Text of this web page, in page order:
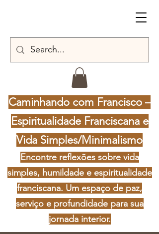
Caminhando com Francisco –
Espiritualidade Franciscana e
Vida Simples/Minimalismo
Encontre reflexões sobre vida
simples, humildade e espiritualidade
franciscana. Um espaço de paz,
serviço e profundidade para sua
jornada interior.